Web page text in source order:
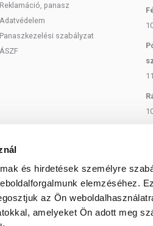
és hirdetések személyre
elemzéséhez.
az Ön
amelyeket Ön adott meg
Reklamáció, panasz
Adatvédelem
Panaszkezelési szabályzat
ÁSZF